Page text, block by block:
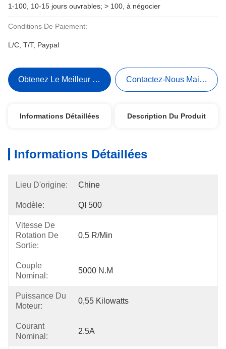
1-100, 10-15 jours ouvrables; > 100, à négocier
Conditions De Paiement:
L/C, T/T, Paypal
Obtenez Le Meilleur Prix Contactez-Nous Maintenant
Informations Détaillées Description Du Produit
Informations Détaillées
Lieu D'origine: Chine
Modèle: QI 500
Vitesse De
Rotation De
Sortie:
0,5 R/min
Couple
Nominal:
5000 N.m
Puissance Du
Moteur:
0,55 Kilowatts
Courant
Nominal:
2.5A